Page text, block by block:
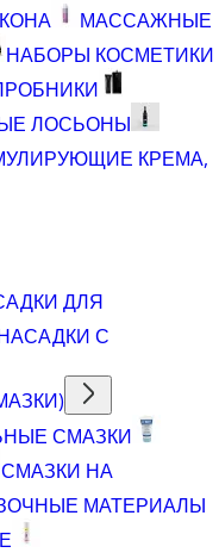
МАССАЖНЫЕ
НАБОРЫ КОСМЕТИКИ
ЛОСЬОНЫ
КРЕМА,
ДЛЯ
С
СМАЗКИ
СМАЗКИ НА
МАТЕРИАЛЫ